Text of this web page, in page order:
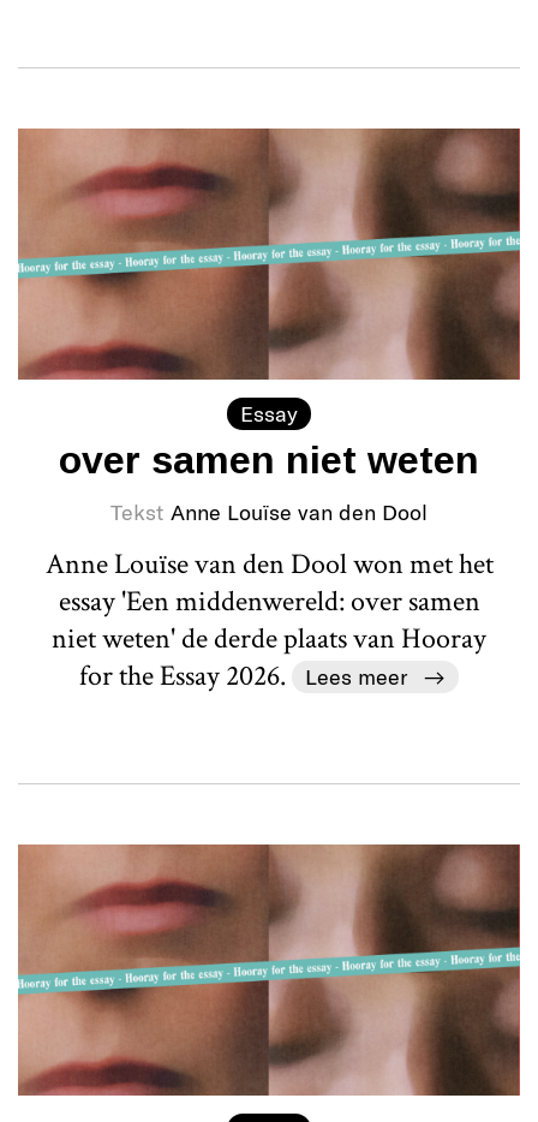
Essay
over samen niet weten
Tekst Anne Louïse van den Dool
Anne Louïse van den Dool won met het
essay 'Een middenwereld: over samen
niet weten' de derde plaats van Hooray
for the Essay 2026.
Lees meer